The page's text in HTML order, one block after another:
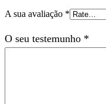
A sua avaliação *
O seu testemunho *